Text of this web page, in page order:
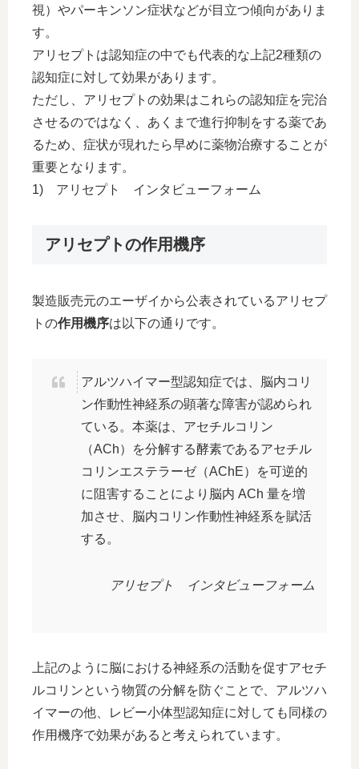
視）やパーキンソン症状などが目立つ傾向がありま
す。
アリセプトは認知症の中でも代表的な上記2種類の
認知症に対して効果があります。
ただし、アリセプトの効果はこれらの認知症を完治
させるのではなく、あくまで進行抑制をする薬であ
るため、症状が現れたら早めに薬物治療することが
重要となります。
1) アリセプト インタビューフォーム
アリセプトの作用機序
製造販売元のエーザイから公表されているアリセプ
トの作用機序は以下の通りです。
アルツハイマー型認知症では、脳内コリ
ン作動性神経系の顕著な障害が認められ
ている。本薬は、アセチルコリン
（ACh）を分解する酵素であるアセチル
コリンエステラーゼ（AChE）を可逆的
に阻害することにより脳内 ACh 量を増
加させ、脳内コリン作動性神経系を賦活
する。
アリセプト インタビューフォーム
上記のように脳における神経系の活動を促すアセチ
ルコリンという物質の分解を防ぐことで、アルツハ
イマーの他、レビー小体型認知症に対しても同様の
作用機序で効果があると考えられています。